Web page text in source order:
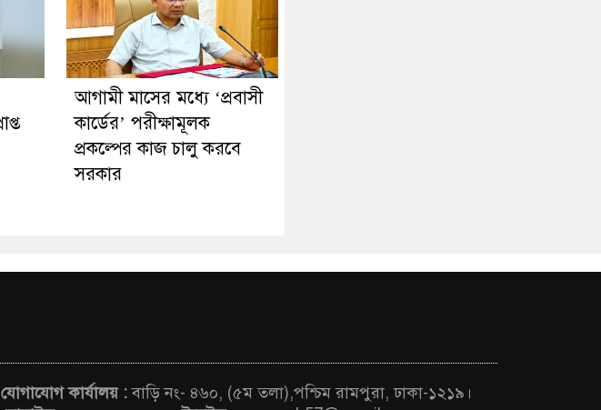
আগামী মাসের মধ্যে ‘প্রবাসী
কার্ডের’ পরীক্ষামূলক
প্রকল্পের কাজ চালু করবে
সরকার
যোগাযোগ কার্যালয় :বাড়ি নং- ৪৬০, (৫ম তলা),পশ্চিম রামপুরা, ঢাকা-১২১৯।